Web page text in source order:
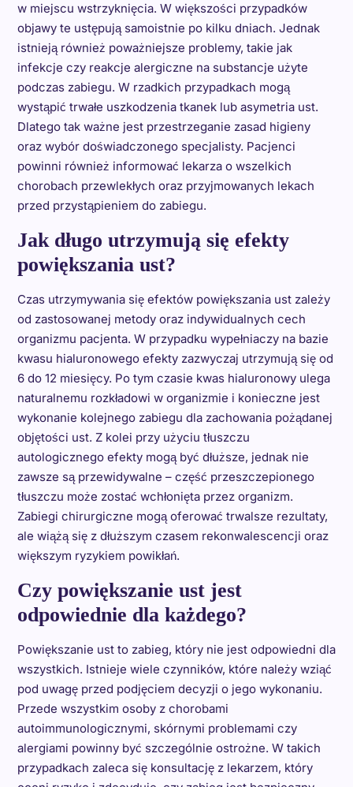
w miejscu wstrzyknięcia. W większości przypadków
objawy te ustępują samoistnie po kilku dniach. Jednak
istnieją również poważniejsze problemy, takie jak
infekcje czy reakcje alergiczne na substancje użyte
podczas zabiegu. W rzadkich przypadkach mogą
wystąpić trwałe uszkodzenia tkanek lub asymetria ust.
Dlatego tak ważne jest przestrzeganie zasad higieny
oraz wybór doświadczonego specjalisty. Pacjenci
powinni również informować lekarza o wszelkich
chorobach przewlekłych oraz przyjmowanych lekach
przed przystąpieniem do zabiegu.
Jak długo utrzymują się efekty
powiększania ust?
Czas utrzymywania się efektów powiększania ust zależy
od zastosowanej metody oraz indywidualnych cech
organizmu pacjenta. W przypadku wypełniaczy na bazie
kwasu hialuronowego efekty zazwyczaj utrzymują się od
6 do 12 miesięcy. Po tym czasie kwas hialuronowy ulega
naturalnemu rozkładowi w organizmie i konieczne jest
wykonanie kolejnego zabiegu dla zachowania pożądanej
objętości ust. Z kolei przy użyciu tłuszczu
autologicznego efekty mogą być dłuższe, jednak nie
zawsze są przewidywalne – część przeszczepionego
tłuszczu może zostać wchłonięta przez organizm.
Zabiegi chirurgiczne mogą oferować trwalsze rezultaty,
ale wiążą się z dłuższym czasem rekonwalescencji oraz
większym ryzykiem powikłań.
Czy powiększanie ust jest
odpowiednie dla każdego?
Powiększanie ust to zabieg, który nie jest odpowiedni dla
wszystkich. Istnieje wiele czynników, które należy wziąć
pod uwagę przed podjęciem decyzji o jego wykonaniu.
Przede wszystkim osoby z chorobami
autoimmunologicznymi, skórnymi problemami czy
alergiami powinny być szczególnie ostrożne. W takich
przypadkach zaleca się konsultację z lekarzem, który